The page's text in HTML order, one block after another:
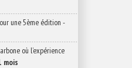
une 5ème édition -
où l’expérience
mois